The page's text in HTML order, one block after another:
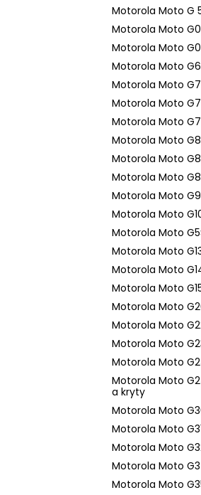
Motorola Moto G
Motorola Moto
Motorola Moto
Motorola Moto
Motorola Moto G7
Motorola Moto
Motorola Moto
Motorola Moto G8
Motorola Moto
Motorola Moto
Motorola Moto
Motorola Moto
Motorola Moto
Motorola Moto
Motorola Moto
Motorola Moto
Motorola Moto
Motorola Moto
Motorola Moto
Motorola Moto
Motorola Moto
a kryty
Motorola Moto
Motorola Moto
Motorola Moto
Motorola Moto
Motorola Moto